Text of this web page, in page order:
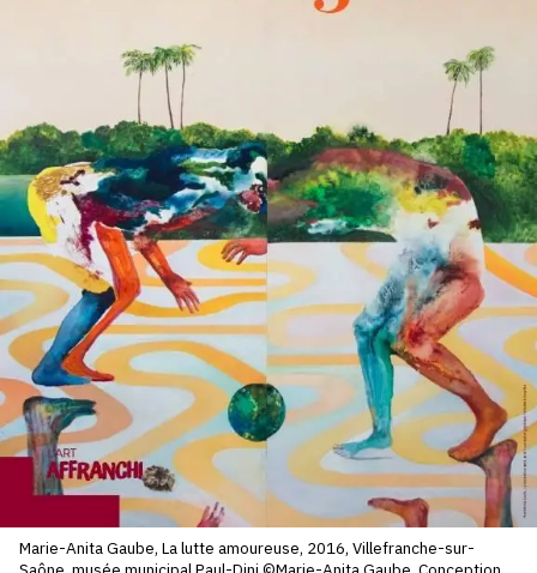
SERVICES
CRÉER SON CATALOGUE RAISONNÉ
ABONNEMENTS DÉDIÉS AUX GALERISTES
CRÉER SON SITE ARTISTE
CRÉER SON CATALOGUE D'EXPO
PUBLIER SES EXPOSITIONS
DEVENIR CONTRIBUTEUR
À PROPOS
L'ÉQUIPE OAM
À PROPOS D'OAM
Marie-Anita Gaube, La lutte amoureuse, 2016, Villefranche-sur-